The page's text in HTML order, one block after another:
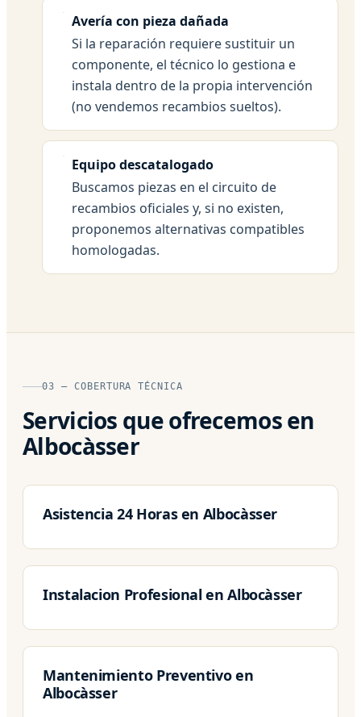
Avería con pieza dañada
Si la reparación requiere sustituir un
componente, el técnico lo gestiona e
instala dentro de la propia intervención
(no vendemos recambios sueltos).
Equipo descatalogado
Buscamos piezas en el circuito de
recambios oficiales y, si no existen,
proponemos alternativas compatibles
homologadas.
03 — COBERTURA TÉCNICA
Servicios que ofrecemos en
Albocàsser
Asistencia 24 Horas en Albocàsser
Instalacion Profesional en Albocàsser
Mantenimiento Preventivo en
Albocàsser